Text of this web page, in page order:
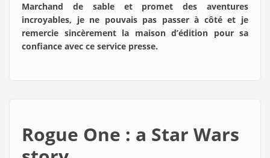
Marchand de sable et promet des aventures
incroyables, je ne pouvais pas passer à côté et je
remercie sincèrement la maison d’édition pour sa
confiance avec ce service presse.
Rogue One : a Star Wars